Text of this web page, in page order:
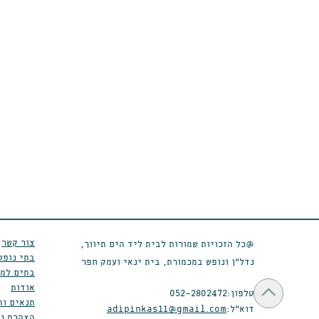
@כל הזכויות שמורות לבית ליד הים תיווך,
נדל״ן ונופש במכמורת, בית ינאי ועמק חפר
טלפון:052-2802472
דוא״ל:adipinkas11@gmail.com
צור קשר
בתי
בתים
אודות
תנאים
גלילה